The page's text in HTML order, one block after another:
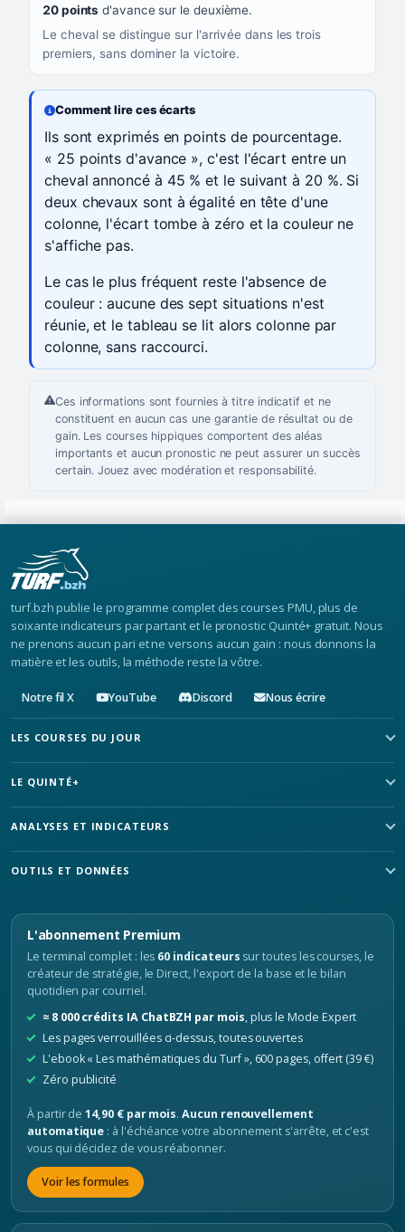
20 points d'avance sur le deuxième.
Le cheval se distingue sur l'arrivée dans les trois
premiers, sans dominer la victoire.
Comment lire ces écarts
Ils sont exprimés en points de pourcentage.
« 25 points d'avance », c'est l'écart entre un
cheval annoncé à 45 % et le suivant à 20 %. Si
deux chevaux sont à égalité en tête d'une
colonne, l'écart tombe à zéro et la couleur ne
s'affiche pas.
Le cas le plus fréquent reste l'absence de
couleur : aucune des sept situations n'est
réunie, et le tableau se lit alors colonne par
colonne, sans raccourci.
Ces informations sont fournies à titre indicatif et ne
constituent en aucun cas une garantie de résultat ou de
gain. Les courses hippiques comportent des aléas
importants et aucun pronostic ne peut assurer un succès
certain. Jouez avec modération et responsabilité.
turf.bzh publie le programme complet des courses PMU, plus de
soixante indicateurs par partant et le pronostic Quinté+ gratuit. Nous
ne prenons aucun pari et ne versons aucun gain : nous donnons la
matière et les outils, la méthode reste la vôtre.
Notre fil X YouTube Discord Nous écrire
LES COURSES DU JOUR
LE QUINTÉ+
ANALYSES ET INDICATEURS
OUTILS ET DONNÉES
L'abonnement Premium
Le terminal complet : les 60 indicateurs sur toutes les courses, le
créateur de stratégie, le Direct, l'export de la base et le bilan
quotidien par courriel.
≈ 8 000 crédits IA ChatBZH par mois, plus le Mode Expert
Les pages verrouillées ci-dessus, toutes ouvertes
L'ebook « Les mathématiques du Turf », 600 pages, offert (39 €)
Zéro publicité
À partir de14,90 € par mois.Aucun renouvellement
automatique : à l'échéance votre abonnement s'arrête, et c'est
vous qui décidez de vous réabonner.
Voir les formules